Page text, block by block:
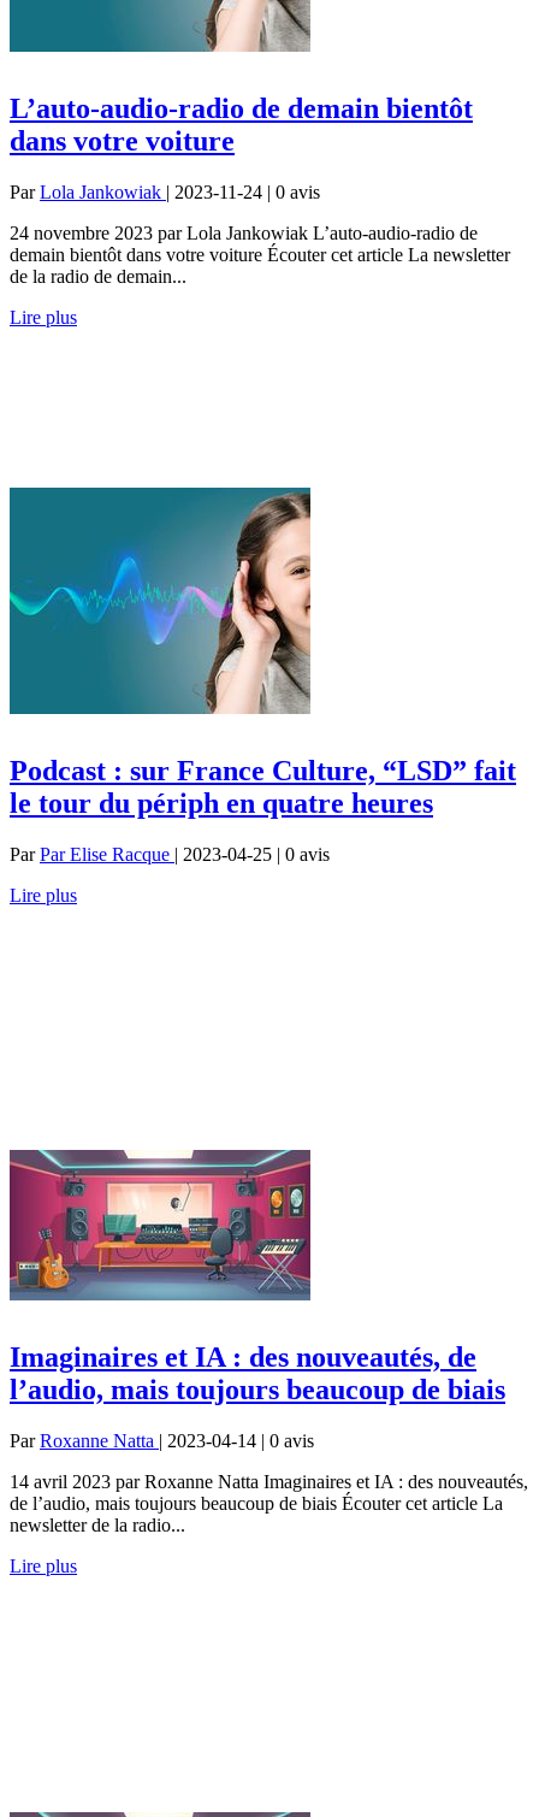
L’auto-audio-radio de demain bientôt
dans votre voiture
ParLola Jankowiak | 2023-11-24 | 0 avis
24 novembre 2023 par Lola Jankowiak L’auto-audio-radio de
demain bientôt dans votre voiture Écouter cet article La newsletter
de la radio de demain...
Lire plus
Podcast : sur France Culture, “LSD” fait
le tour du périph en quatre heures
ParPar Elise Racque | 2023-04-25 | 0 avis
Lire plus
Imaginaires et IA : des nouveautés, de
l’audio, mais toujours beaucoup de biais
ParRoxanne Natta | 2023-04-14 | 0 avis
14 avril 2023 par Roxanne Natta Imaginaires et IA : des nouveautés,
de l’audio, mais toujours beaucoup de biais Écouter cet article La
newsletter de la radio...
Lire plus